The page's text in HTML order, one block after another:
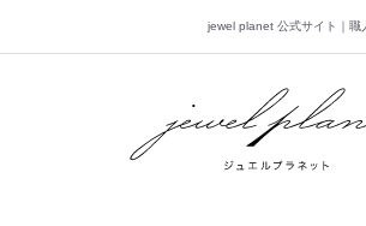
jewel planet 公式サイト｜職
jewel